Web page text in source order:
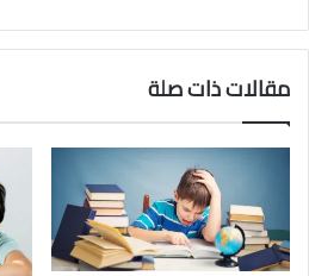
مقالات ذات صلة